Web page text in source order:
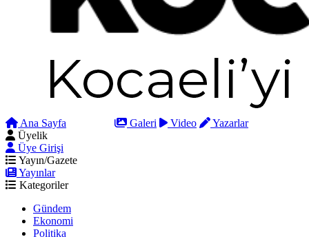
Ana Sayfa Galeri Video
Yazarlar
Üyelik
Üye Girişi
Yayın/Gazete
Yayınlar
Kategoriler
Gündem
Ekonomi
Politika